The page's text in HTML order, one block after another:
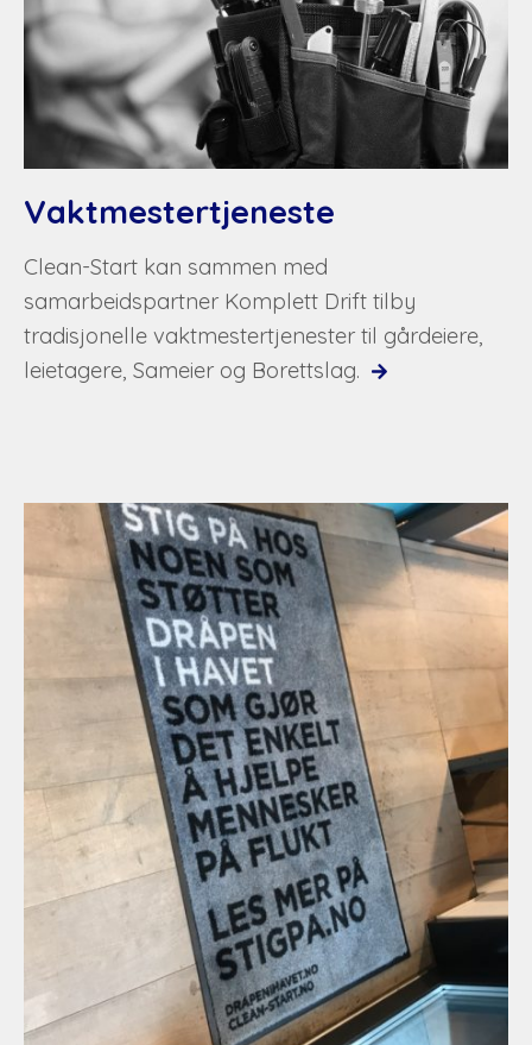
Vaktmestertjeneste
Clean-Start kan sammen med
samarbeidspartner Komplett Drift tilby
tradisjonelle vaktmestertjenester til gårdeiere,
leietagere, Sameier og Borettslag.